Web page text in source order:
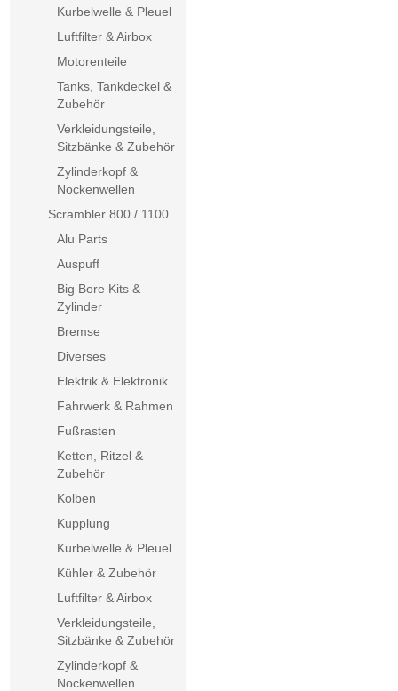
Kurbelwelle & Pleuel
Luftfilter & Airbox
Motorenteile
Tanks, Tankdeckel &
Zubehör
Verkleidungsteile,
Sitzbänke & Zubehör
Zylinderkopf &
Nockenwellen
Scrambler 800 / 1100
Alu Parts
Auspuff
Big Bore Kits &
Zylinder
Bremse
Diverses
Elektrik & Elektronik
Fahrwerk & Rahmen
Fußrasten
Ketten, Ritzel &
Zubehör
Kolben
Kupplung
Kurbelwelle & Pleuel
Kühler & Zubehör
Luftfilter & Airbox
Verkleidungsteile,
Sitzbänke & Zubehör
Zylinderkopf &
Nockenwellen